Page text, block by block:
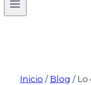
Inicio / Blog / Lo